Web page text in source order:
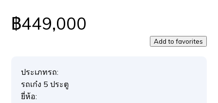
฿449,000
Add to favorites
ประเภทรถ:
รถเก๋ง 5 ประตู
ยี่ห้อ: